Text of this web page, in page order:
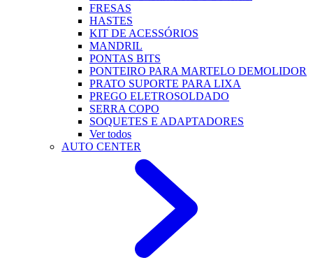
FRESAS
HASTES
KIT DE ACESSÓRIOS
MANDRIL
PONTAS BITS
PONTEIRO PARA MARTELO DEMOLIDOR
PRATO SUPORTE PARA LIXA
PREGO ELETROSOLDADO
SERRA COPO
SOQUETES E ADAPTADORES
Ver todos
AUTO CENTER